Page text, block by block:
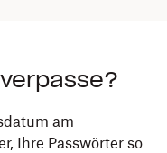
am
Ihre Passwörter so